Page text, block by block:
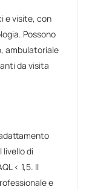
e visite, con
Possono
ambulatoriale
da visita
livello di
< 1,5. Il
e